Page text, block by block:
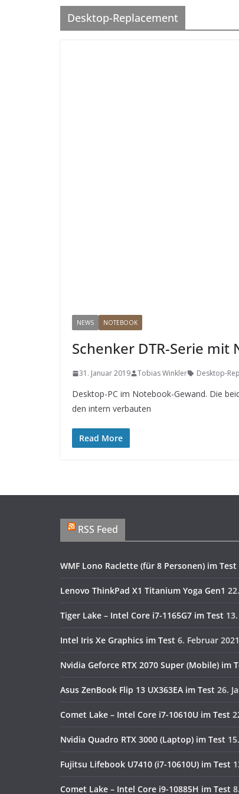
Desktop-Replacement
NEWS NOTEBOOK
Schenker DTR-Serie mit
31. Januar 2019 Tobias Winkler Desktop-
Desktop-PC im Notebook-Gewand. Die
den intern verbauten
Read More
RSS Feed
WMF Lono Raclette (für 8 Personen) im Test
Lenovo ThinkPad X1 Titanium Yoga Gen1
Tiger Lake – Intel Core i7-1165G7 im Test
Intel Iris Xe Graphics im Test 6. Februar 2021
Nvidia Geforce RTX 2070 Super (Mobile) im
Asus ZenBook Flip 13 UX363EA im Test 26.
Comet Lake – Intel Core i7-10610U im Test
Nvidia Quadro RTX 3000 (Laptop) im Test
Fujitsu Lifebook U7410 (i7-10610U) im Test
Comet Lake – Intel Core i9-10885H im Test